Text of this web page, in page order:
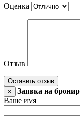
Оценка
Отзыв
Оставить отзыв
×
Заявка на
Ваше имя